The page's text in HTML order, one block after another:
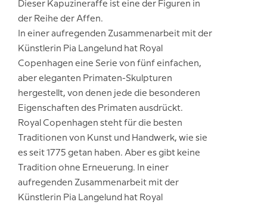
Dieser Kapuzineraffe ist eine der Figuren in
der Reihe der Affen.
In einer aufregenden Zusammenarbeit mit der
Künstlerin Pia Langelund hat Royal
Copenhagen eine Serie von fünf einfachen,
aber eleganten Primaten-Skulpturen
hergestellt, von denen jede die besonderen
Eigenschaften des Primaten ausdrückt.
Royal Copenhagen steht für die besten
Traditionen von Kunst und Handwerk, wie sie
es seit 1775 getan haben. Aber es gibt keine
Tradition ohne Erneuerung. In einer
aufregenden Zusammenarbeit mit der
Künstlerin Pia Langelund hat Royal